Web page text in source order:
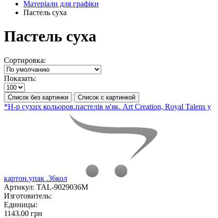
Матеріали для графіки
Пастель суха
Пастель суха
Сортировка:
Показать:
Список без картинки Список с картинкой
*Н-р сухих кольоров.пастелів м'як. Art Creation, Royal Talens у
картон.упак .36кол
Артикул: TAL-9029036M
Изготовитель:
Единицы:
1143.00 грн